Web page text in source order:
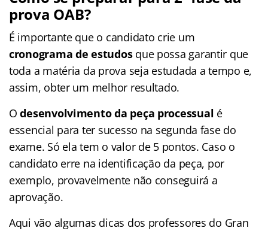
prova OAB?
É importante que o candidato crie um
cronograma de estudosque possa garantir que
toda a matéria da prova seja estudada a tempo e,
assim, obter um melhor resultado.
Odesenvolvimento da peça processual é
essencial para ter sucesso na segunda fase do
exame. Só ela tem o valor de 5 pontos. Caso o
candidato erre na identificação da peça, por
exemplo, provavelmente não conseguirá a
aprovação.
Aqui vão algumas dicas dos professores do Gran